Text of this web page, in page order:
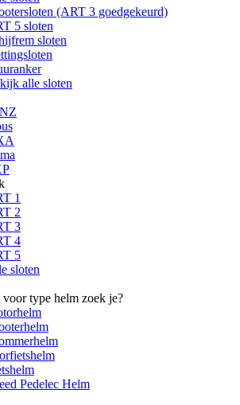
(ART 3 goedgekeurd)
5 sloten
sloten
alle sloten
1
2
3
4
5
sloten
type helm zoek je?
Pedelec Helm